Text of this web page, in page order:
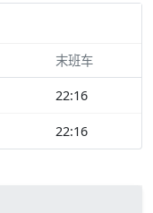
末班车
22:16
22:16